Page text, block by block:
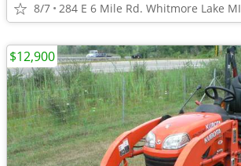
8/7 284 E 6 Mile Rd. Whitmore Lake MI
$12,900